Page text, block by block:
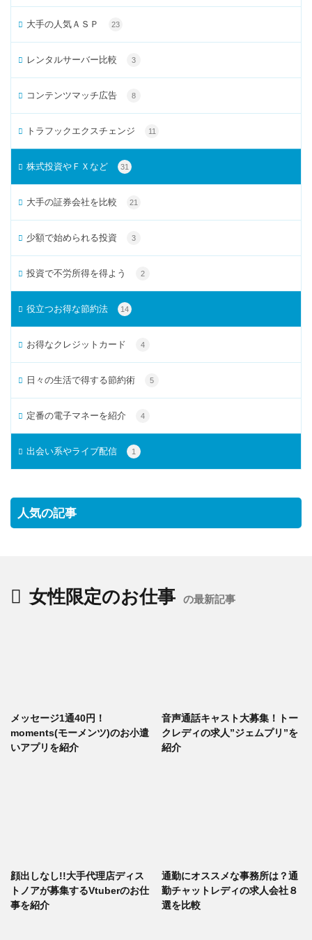
大手の人気ＡＳＰ 23
レンタルサーバー比較 3
コンテンツマッチ広告 8
トラフックエクスチェンジ 11
株式投資やＦＸなど 31
大手の証券会社を比較 21
少額で始められる投資 3
投資で不労所得を得よう 2
役立つお得な節約法 14
お得なクレジットカード 4
日々の生活で得する節約術 5
定番の電子マネーを紹介 4
出会い系やライブ配信 1
人気の記事
女性限定のお仕事 の最新記事
メッセージ1通40円！
moments(モーメンツ)のお小遣
いアプリを紹介
音声通話キャスト大募集！トー
クレディの求人”ジェムプリ”を
紹介
顔出しなし!!大手代理店ディス
トノアが募集するVtuberのお仕
事を紹介
通勤にオススメな事務所は？通
勤チャットレディの求人会社８
選を比較